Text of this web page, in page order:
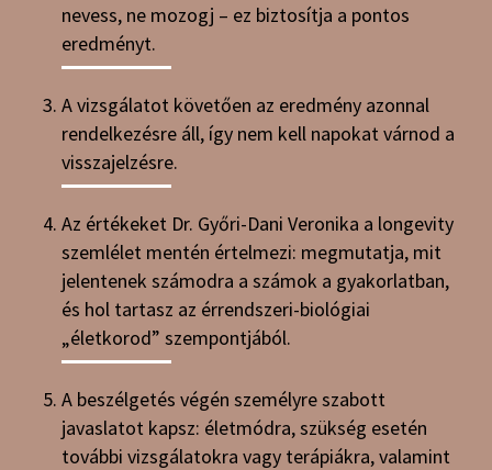
nevess, ne mozogj – ez biztosítja a pontos
eredményt.
A vizsgálatot követően az eredmény azonnal
rendelkezésre áll, így nem kell napokat várnod a
visszajelzésre.
Az értékeket Dr. Győri-Dani Veronika a longevity
szemlélet mentén értelmezi: megmutatja, mit
jelentenek számodra a számok a gyakorlatban,
és hol tartasz az érrendszeri-biológiai
„életkorod” szempontjából.
A beszélgetés végén személyre szabott
javaslatot kapsz: életmódra, szükség esetén
további vizsgálatokra vagy terápiákra, valamint